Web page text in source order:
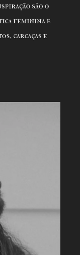
são o
feminina e
carcaças e